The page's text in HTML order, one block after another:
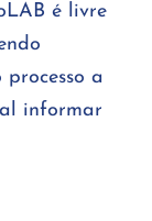
é livre
a
informar